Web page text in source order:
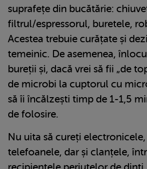
suprafețe din bucătărie:
filtrul/espressorul, buretele,
Acestea trebuie curățate și
temeinic. De asemenea,
bureții și, dacă vrei să fii „de
de microbi la cuptorul cu
să îi încălzești timp de 1-1,5
de folosire.
Nu uita să cureți
telefoanele, dar și clanțele,